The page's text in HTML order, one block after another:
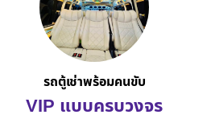
รถตู้เช่าพร้อมคนขับ
VIP แบบครบวงจร